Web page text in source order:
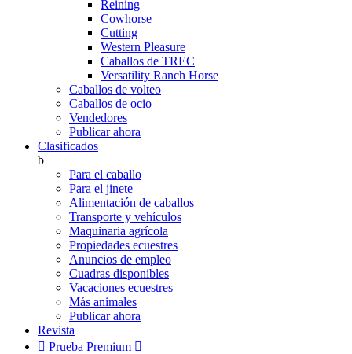
Reining
Cowhorse
Cutting
Western Pleasure
Caballos de TREC
Versatility Ranch Horse
Caballos de volteo
Caballos de ocio
Vendedores
Publicar ahora
Clasificados
b
Para el caballo
Para el jinete
Alimentación de caballos
Transporte y vehículos
Maquinaria agrícola
Propiedades ecuestres
Anuncios de empleo
Cuadras disponibles
Vacaciones ecuestres
Más animales
Publicar ahora
Revista
 Prueba Premium 